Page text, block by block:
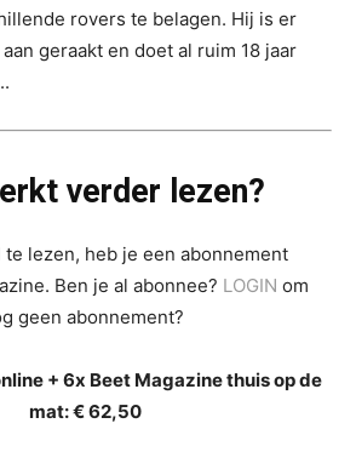
rovers te belagen. Hij is er
geraakt en doet al ruim 18 jaar
verder lezen?
lezen, heb je een abonnement
Ben je al abonnee? LOGIN om
geen abonnement?
+ 6x Beet Magazine thuis op de
mat: € 62,50